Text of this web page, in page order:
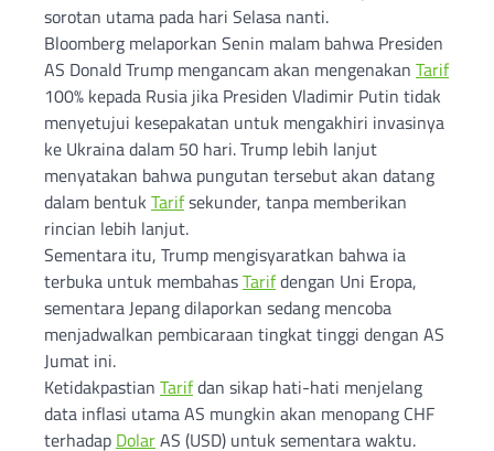
sorotan utama pada hari Selasa nanti.
Bloomberg melaporkan Senin malam bahwa Presiden
AS Donald Trump mengancam akan mengenakan Tarif
100% kepada Rusia jika Presiden Vladimir Putin tidak
menyetujui kesepakatan untuk mengakhiri invasinya
ke Ukraina dalam 50 hari. Trump lebih lanjut
menyatakan bahwa pungutan tersebut akan datang
dalam bentuk Tarifsekunder, tanpa memberikan
rincian lebih lanjut.
Sementara itu, Trump mengisyaratkan bahwa ia
terbuka untuk membahasTarifdengan Uni Eropa,
sementara Jepang dilaporkan sedang mencoba
menjadwalkan pembicaraan tingkat tinggi dengan AS
Jumat ini.
Ketidakpastian Tarifdan sikap hati-hati menjelang
data inflasi utama AS mungkin akan menopang CHF
terhadap DolarAS (USD) untuk sementara waktu.